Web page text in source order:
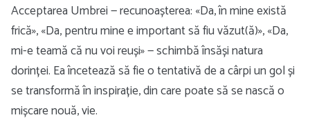
Acceptarea Umbrei — recunoașterea: «Da, în mine există
frică», «Da, pentru mine e important să fiu văzut(ă)», «Da,
mi-e teamă că nu voi reuși» — schimbă însăși natura
dorinței. Ea încetează să fie o tentativă de a cârpi un gol și
se transformă în inspirație, din care poate să se nască o
mișcare nouă, vie.